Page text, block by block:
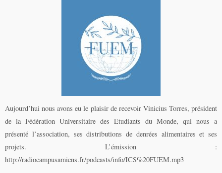
Aujourd’hui nous avons eu le plaisir de recevoir Vinicius Torres, président
de la Fédération Universitaire des Etudiants du Monde, qui nous a
présenté l’association, ses distributions de denrées alimentaires et ses
projets. L’émission :
http://radiocampusamiens.fr/podcasts/info/ICS%20FUEM.mp3